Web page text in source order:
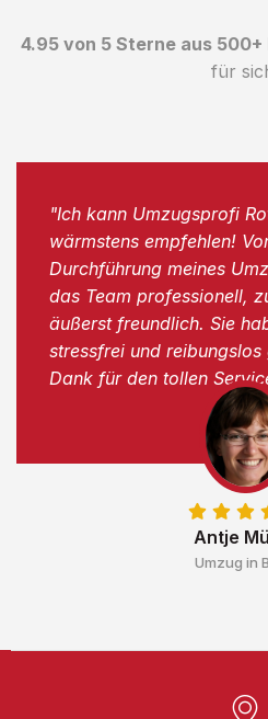
4.95 von 5 Sterne aus
für
Antje
Umzug in
"Ich kann Umzugsprofi
wärmstens empfehlen!
Durchführung meines
das Team professionell,
äußerst freundlich. Sie
stressfrei und
Dank für den tollen